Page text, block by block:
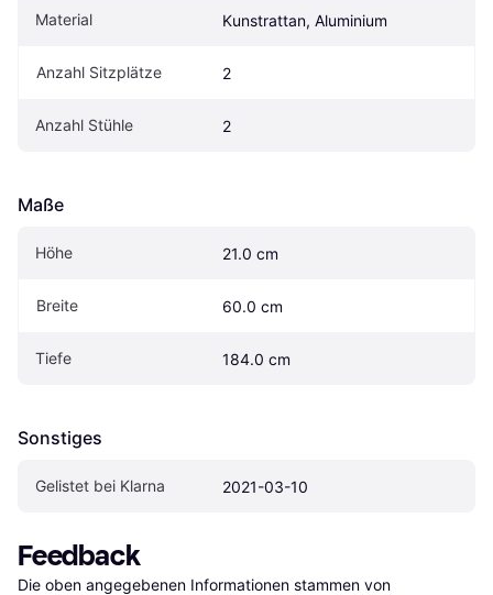
Material Kunstrattan, Aluminium
Anzahl Sitzplätze 2
Anzahl Stühle 2
Maße
Höhe 21.0 cm
Breite 60.0 cm
Tiefe 184.0 cm
Sonstiges
Gelistet bei Klarna 2021-03-10
Feedback
Die oben angegebenen Informationen stammen von